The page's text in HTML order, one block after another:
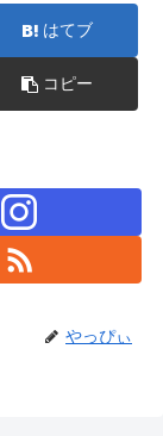
はてブ
コピー
やっぴぃ